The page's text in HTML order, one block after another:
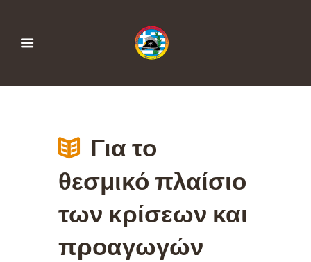
Για το
θεσμικό πλαίσιο
των κρίσεων και
προαγωγών